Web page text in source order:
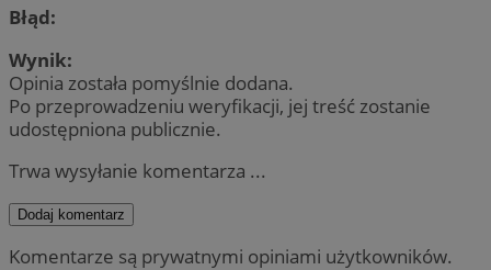
Błąd:
Wynik:
Opinia została pomyślnie dodana.
Po przeprowadzeniu weryfikacji, jej treść zostanie
udostępniona publicznie.
Trwa wysyłanie komentarza ...
Dodaj komentarz
Komentarze są prywatnymi opiniami użytkowników.